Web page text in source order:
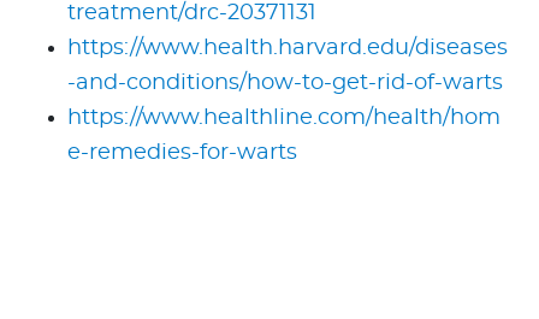
treatment/drc-20371131
https://www.health.harvard.edu/diseases
-and-conditions/how-to-get-rid-of-warts
https://www.healthline.com/health/hom
e-remedies-for-warts